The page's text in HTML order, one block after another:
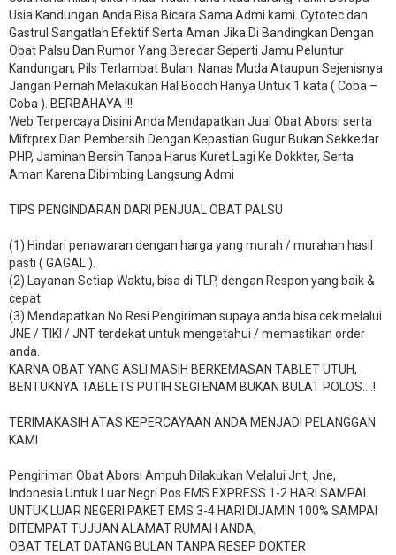
Usia Kandungan Anda Bisa Bicara Sama Admi kami. Cytotec dan
Gastrul Sangatlah Efektif Serta Aman Jika Di Bandingkan Dengan
Obat Palsu Dan Rumor Yang Beredar Seperti Jamu Peluntur
Kandungan, Pils Terlambat Bulan. Nanas Muda Ataupun Sejenisnya
Jangan Pernah Melakukan Hal Bodoh Hanya Untuk 1 kata ( Coba –
Coba ). BERBAHAYA !!!
Web Terpercaya Disini Anda Mendapatkan Jual Obat Aborsi serta
Mifrprex Dan Pembersih Dengan Kepastian Gugur Bukan Sekkedar
PHP, Jaminan Bersih Tanpa Harus Kuret Lagi Ke Dokkter, Serta
Aman Karena Dibimbing Langsung Admi
TIPS PENGINDARAN DARI PENJUAL OBAT PALSU
(1) Hindari penawaran dengan harga yang murah / murahan hasil
pasti ( GAGAL ).
(2) Layanan Setiap Waktu, bisa di TLP, dengan Respon yang baik &
cepat.
(3) Mendapatkan No Resi Pengiriman supaya anda bisa cek melalui
JNE / TIKI / JNT terdekat untuk mengetahui / memastikan order
anda.
KARNA OBAT YANG ASLI MASIH BERKEMASAN TABLET UTUH,
BENTUKNYA TABLETS PUTIH SEGI ENAM BUKAN BULAT POLOS….!
TERIMAKASIH ATAS KEPERCAYAAN ANDA MENJADI PELANGGAN
KAMI
Pengiriman Obat Aborsi Ampuh Dilakukan Melalui Jnt, Jne,
Indonesia Untuk Luar Negri Pos EMS EXPRESS 1-2 HARI SAMPAI.
UNTUK LUAR NEGERI PAKET EMS 3-4 HARI DIJAMIN 100% SAMPAI
DITEMPAT TUJUAN ALAMAT RUMAH ANDA,
OBAT TELAT DATANG BULAN TANPA RESEP DOKTER